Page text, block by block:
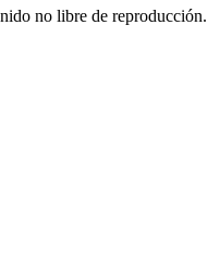
no libre de reproducción.